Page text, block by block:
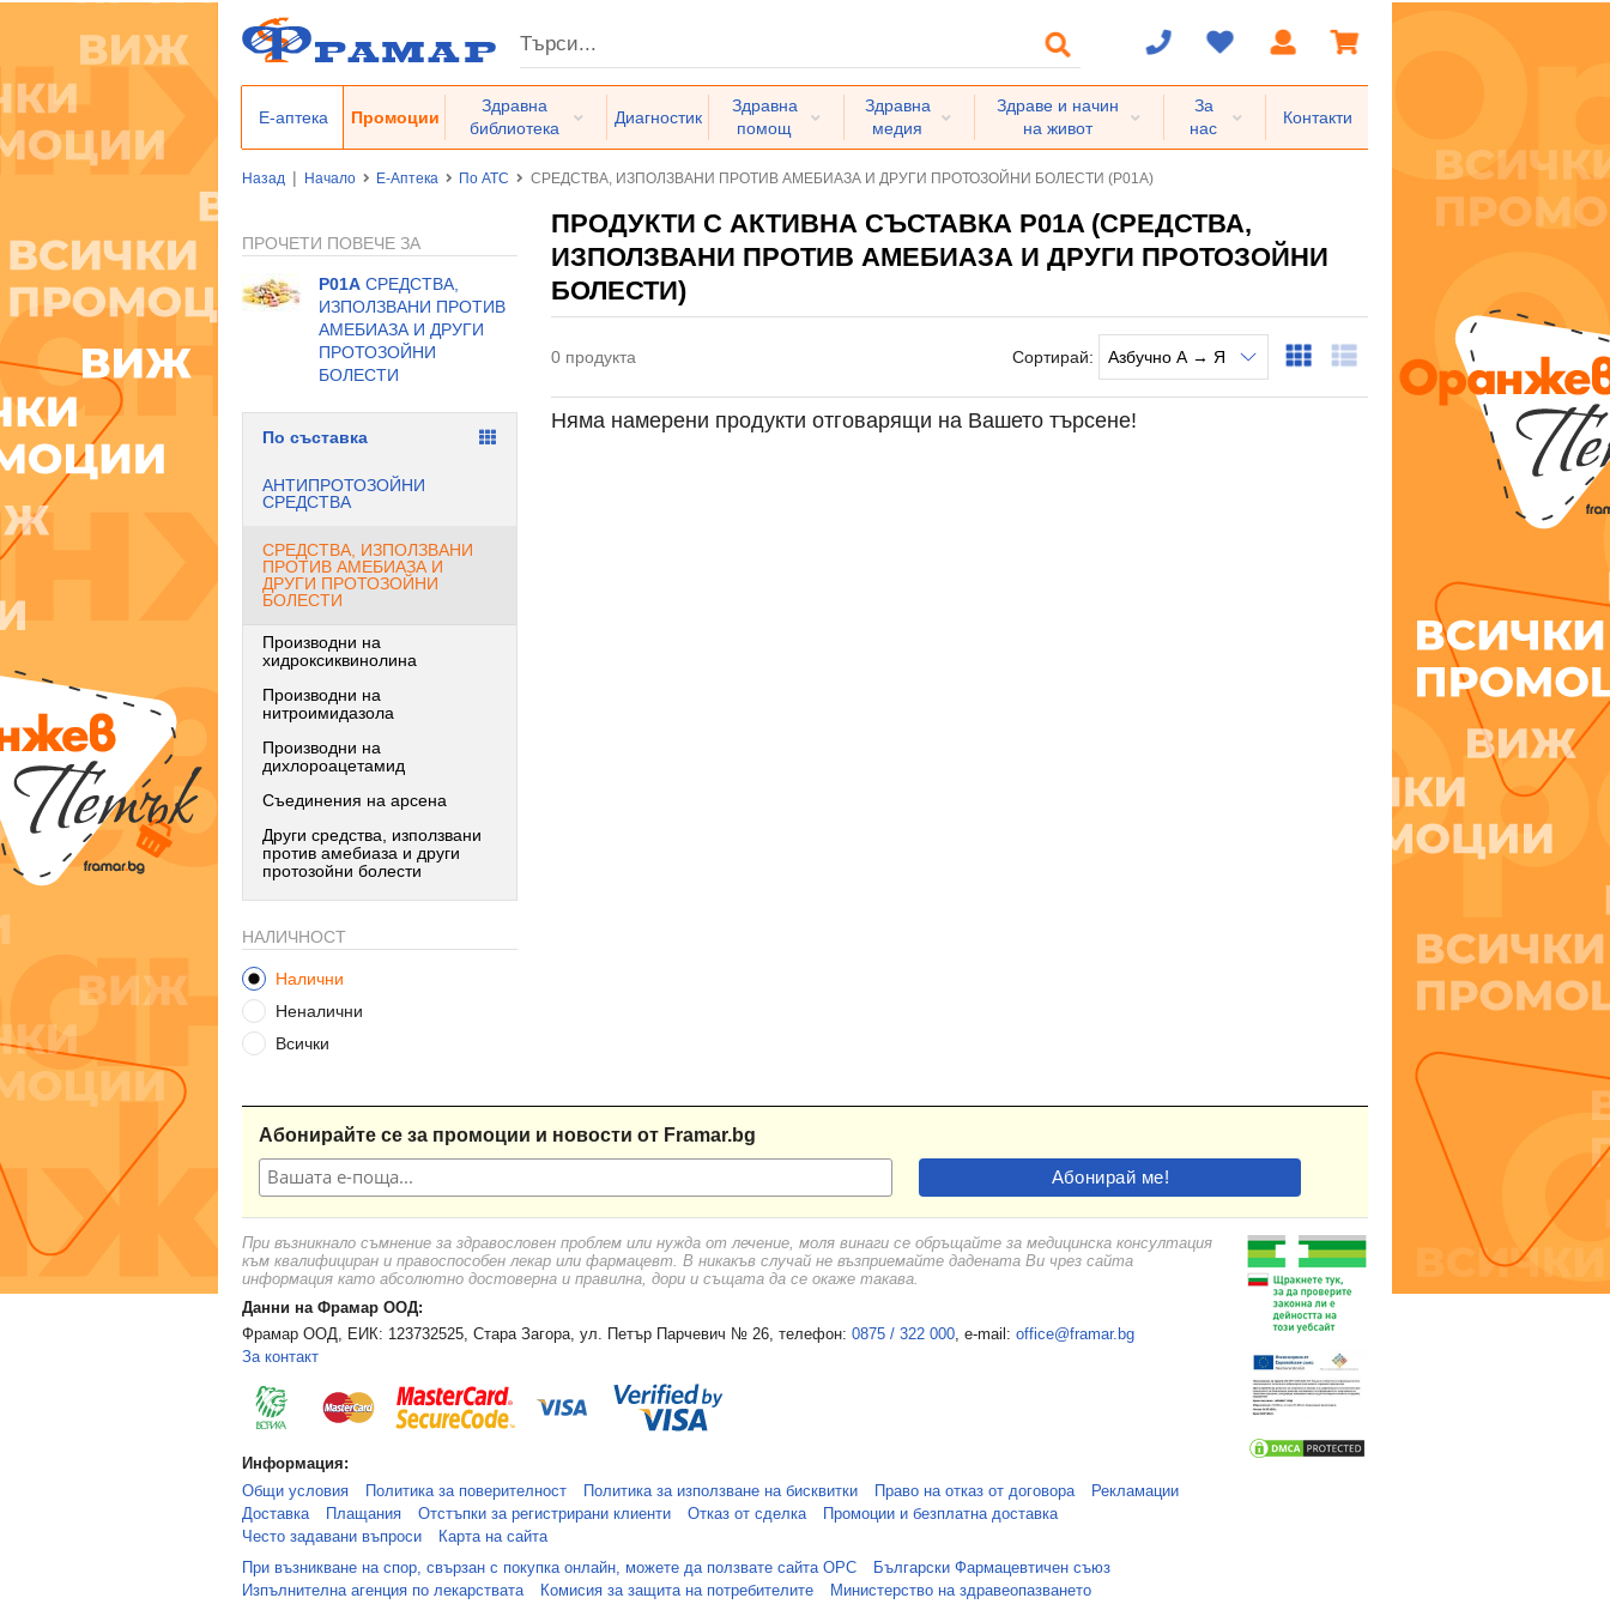
Е-аптека Промоции
Здравна
библиотека
Диагностик
Здравна
помощ
Здравна
медия
Здраве и начин
на живот
За
нас
Контакти
Назад | Начало Е-Аптека По ATC СРЕДСТВА, ИЗПОЛЗВАНИ ПРОТИВ АМЕБИАЗА И ДРУГИ ПРОТОЗОЙНИ БОЛЕСТИ (P01A)
ПРОДУКТИ С АКТИВНА СЪСТАВКА P01A (СРЕДСТВА,
ИЗПОЛЗВАНИ ПРОТИВ АМЕБИАЗА И ДРУГИ ПРОТОЗОЙНИ
БОЛЕСТИ)
0 продукта Сортирай:
Няма намерени продукти отговарящи на Вашето търсене!
ПРОЧЕТИ ПОВЕЧЕ ЗА
P01A СРЕДСТВА,
ИЗПОЛЗВАНИ ПРОТИВ
АМЕБИАЗА И ДРУГИ
ПРОТОЗОЙНИ
БОЛЕСТИ
По съставка
АНТИПРОТОЗОЙНИ
СРЕДСТВА
СРЕДСТВА, ИЗПОЛЗВАНИ
ПРОТИВ АМЕБИАЗА И
ДРУГИ ПРОТОЗОЙНИ
БОЛЕСТИ
Производни на
хидроксиквинолина
Производни на
нитроимидазола
Производни на
дихлороацетамид
Съединения на арсена
Други средства, използвани
против амебиаза и други
протозойни болести
НАЛИЧНОСТ
Налични
Неналични
Всички
Абонирайте се за промоции и новости от Framar.bg
При възникнало съмнение за здравословен проблем или нужда от лечение, моля винаги се обръщайте за медицинска консултация
към квалифициран и правоспособен лекар или фармацевт. В никакъв случай не възприемайте дадената Ви чрез сайта
информация като абсолютно достоверна и правилна, дори и същата да се окаже такава.
Данни на Фрамар ООД:
Фрамар ООД, ЕИК: 123732525, Стара Загора, ул. Петър Парчевич № 26, телефон: 0875 / 322 000, e-mail: office@framar.bg
За контакт
Информация:
Общи условия
Политика за поверителност Политика за използване на бисквитки Право на отказ от договора
Рекламации
Доставка
Плащания Отстъпки за регистрирани клиенти Отказ от сделка
Промоции и безплатна доставка
Често задавани въпроси
Карта на сайта
При възникване на спор, свързан с покупка онлайн, можете да ползвате сайта ОРС
Български Фармацевтичен съюз
Изпълнителна агенция по лекарствата
Комисия за защита на потребителите Министерство на здравеопазването